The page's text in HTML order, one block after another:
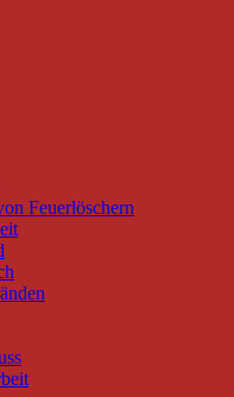
Feuerlöschern